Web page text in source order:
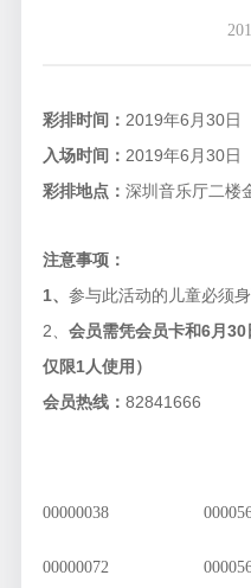
彩排时间： 2019年6 月30日
入场时间： 2019年6 月30日
彩排地点： 深圳音乐厅二楼
注意事项：
1、 参与此活动的儿童必须
2
会员需凭会员卡和6月 30
仅限1人使用）
会员热线： 82841666
00000038
00000072